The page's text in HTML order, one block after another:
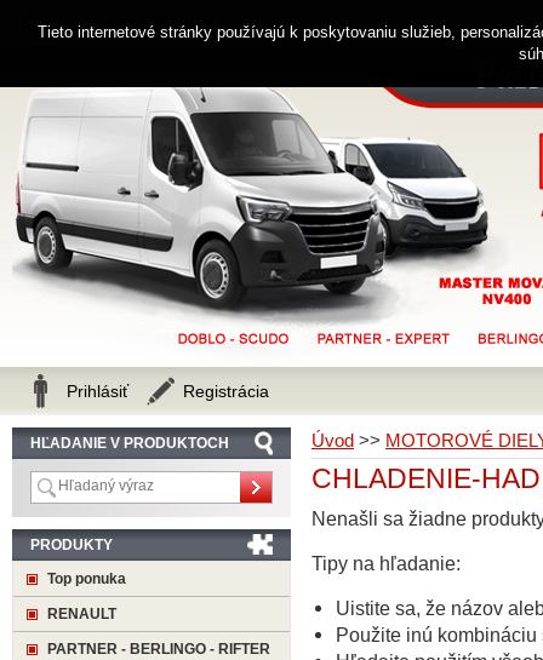
Úvod >> MOTOROVÉ
CHLADENIE-
Nenašli sa žiadne
Tipy na hľadanie:
Uistite sa, že názov
Použite inú
HĽADANIE V PRODUKTOCH
PRODUKTY
Top ponuka
RENAULT
PARTNER - BERLINGO - RIFTER
Zákaznícka linka 0914 238 482
Prihlásiť Registrácia
Tieto internetové stránky používajú k poskytovaniu služieb,